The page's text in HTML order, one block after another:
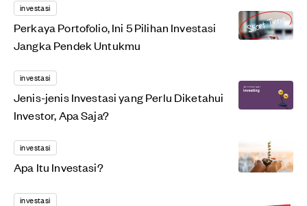
investasi
Perkaya Portofolio, Ini 5 Pilihan Investasi
Jangka Pendek Untukmu
investasi
Jenis-jenis Investasi yang Perlu Diketahui
Investor, Apa Saja?
investasi
Apa Itu Investasi?
investasi